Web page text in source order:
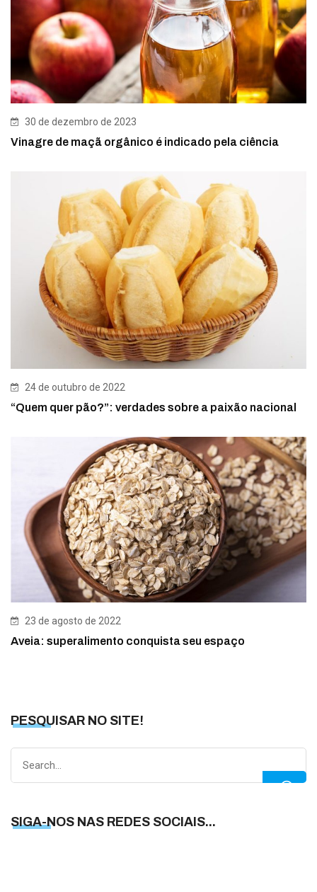
30 de dezembro de 2023
Vinagre de maçã orgânico é indicado pela ciência
24 de outubro de 2022
“Quem quer pão?”: verdades sobre a paixão nacional
23 de agosto de 2022
Aveia: superalimento conquista seu espaço
PESQUISAR NO SITE!
SIGA-NOS NAS REDES SOCIAIS...